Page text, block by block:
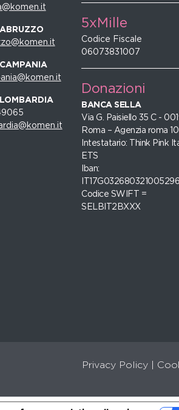
5xMille
Codice Fiscale
06073831007
Donazioni
BANCA SELLA
Via G. Paisiello 35 C -
Roma – Agenzia roma 10
Intestatario: Think Pink
ETS
Iban:
Codice SWIFT =
SELBIT2BXXX
Privacy Policy